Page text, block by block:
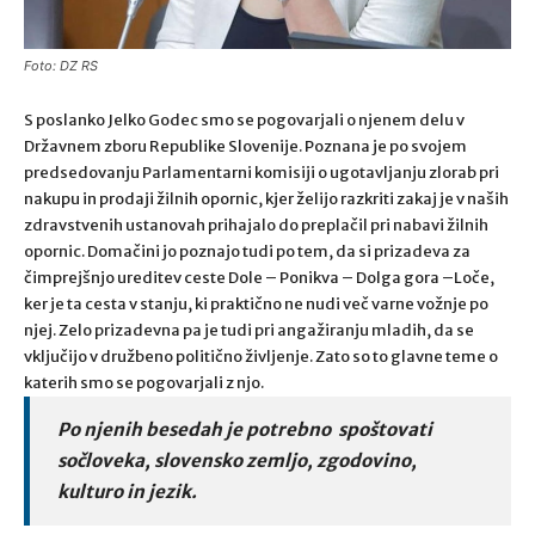
Foto: DZ RS
S poslanko Jelko Godec smo se pogovarjali o njenem delu v
Državnem zboru Republike Slovenije. Poznana je po svojem
predsedovanju Parlamentarni komisiji o ugotavljanju zlorab pri
nakupu in prodaji žilnih opornic, kjer želijo razkriti zakaj je v naših
zdravstvenih ustanovah prihajalo do preplačil pri nabavi žilnih
opornic. Domačini jo poznajo tudi po tem, da si prizadeva za
čimprejšnjo ureditev ceste Dole – Ponikva – Dolga gora –Loče,
ker je ta cesta v stanju, ki praktično ne nudi več varne vožnje po
njej. Zelo prizadevna pa je tudi pri angažiranju mladih, da se
vključijo v družbeno politično življenje. Zato so to glavne teme o
katerih smo se pogovarjali z njo.
Po njenih besedah je potrebno spoštovati
sočloveka, slovensko zemljo, zgodovino,
kulturo in jezik.